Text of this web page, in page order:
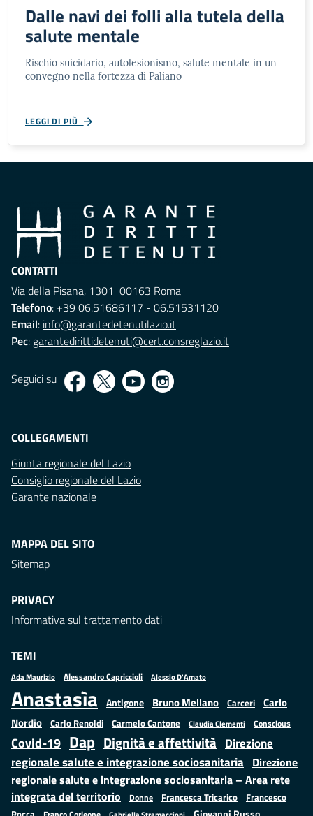
Dalle navi dei folli alla tutela della
salute mentale
Rischio suicidario, autolesionismo, salute mentale in un
convegno nella fortezza di Paliano
LEGGI DI PIÙ
CONTATTI
Via della Pisana, 1301 00163 Roma
Telefono: +39 06.51686117 - 06.51531120
Email: info@garantedetenutilazio.it
Pec: garantedirittidetenuti@cert.consreglazio.it
Seguici su
COLLEGAMENTI
Giunta regionale del Lazio
Consiglio regionale del Lazio
Garante nazionale
MAPPA DEL SITO
Sitemap
PRIVACY
Informativa sul trattamento dati
TEMI
Ada Maurizio Alessandro Capriccioli Alessio D'Amato
Anastasìa Antigone Bruno Mellano Carceri
Carlo
Nordio Carlo Renoldi Carmelo Cantone Claudia Clementi Conscious
Covid-19 Dap Dignità e affettività Direzione
regionale salute e integrazione sociosanitaria Direzione
regionale salute e integrazione sociosanitaria – Area rete
integrata del territorio
Donne Francesca Tricarico
Francesco